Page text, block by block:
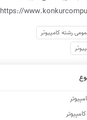
https://
رشته کامپیوتر